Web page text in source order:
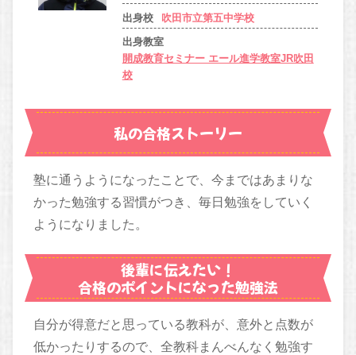
出身校 吹田市立第五中学校
出身教室
開成教育セミナー エール進学教室JR吹田
校
私の合格ストーリー
塾に通うようになったことで、今まではあまりな
かった勉強する習慣がつき、毎日勉強をしていく
ようになりました。
後輩に伝えたい！
合格のポイントになった勉強法
自分が得意だと思っている教科が、意外と点数が
低かったりするので、全教科まんべんなく勉強す